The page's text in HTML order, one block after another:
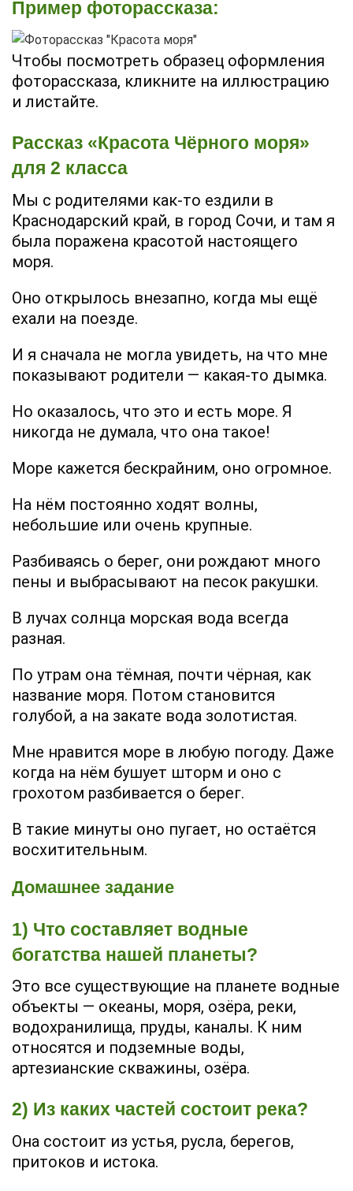
Пример фоторассказа:
Чтобы посмотреть образец оформления
фоторассказа, кликните на иллюстрацию
и листайте.
Рассказ «Красота Чёрного моря»
для 2 класса
Мы с родителями как-то ездили в
Краснодарский край, в город Сочи, и там я
была поражена красотой настоящего
моря.
Оно открылось внезапно, когда мы ещё
ехали на поезде.
И я сначала не могла увидеть, на что мне
показывают родители — какая-то дымка.
Но оказалось, что это и есть море. Я
никогда не думала, что она такое!
Море кажется бескрайним, оно огромное.
На нём постоянно ходят волны,
небольшие или очень крупные.
Разбиваясь о берег, они рождают много
пены и выбрасывают на песок ракушки.
В лучах солнца морская вода всегда
разная.
По утрам она тёмная, почти чёрная, как
название моря. Потом становится
голубой, а на закате вода золотистая.
Мне нравится море в любую погоду. Даже
когда на нём бушует шторм и оно с
грохотом разбивается о берег.
В такие минуты оно пугает, но остаётся
восхитительным.
Домашнее задание
1) Что составляет водные
богатства нашей планеты?
Это все существующие на планете водные
объекты — океаны, моря, озёра, реки,
водохранилища, пруды, каналы. К ним
относятся и подземные воды,
артезианские скважины, озёра.
2) Из каких частей состоит река?
Она состоит из устья, русла, берегов,
притоков и истока.